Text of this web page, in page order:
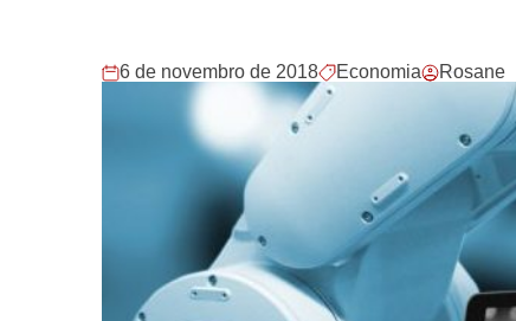
6 de novembro de 2018 Economia Rosane